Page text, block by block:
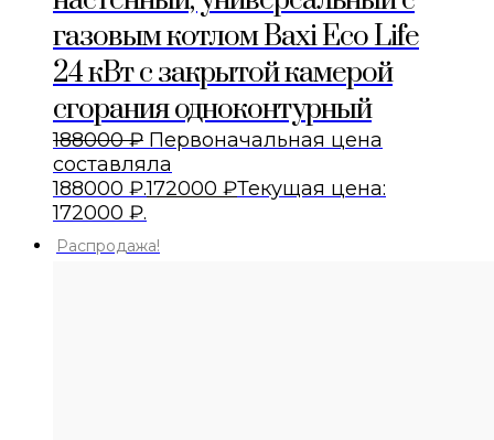
газовым котлом Baxi Eco Life
24 кВт с закрытой камерой
сгорания одноконтурный
188000₽ Первоначальная цена
составляла
188000 ₽.172000 ₽Текущая цена:
172000 ₽.
Распродажа!